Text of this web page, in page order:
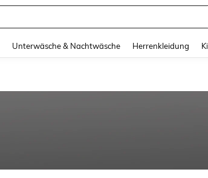
Unterwäsche & Nachtwäsche Herrenkleidung